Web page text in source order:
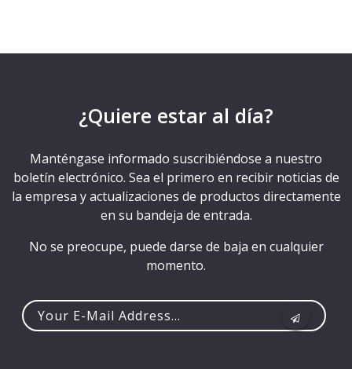
¿Quiere estar al día?
Manténgase informado suscribiéndose a nuestro
boletín electrónico. Sea el primero en recibir noticias de
la empresa y actualizaciones de productos directamente
en su bandeja de entrada.
No se preocupe, puede darse de baja en cualquier
momento.